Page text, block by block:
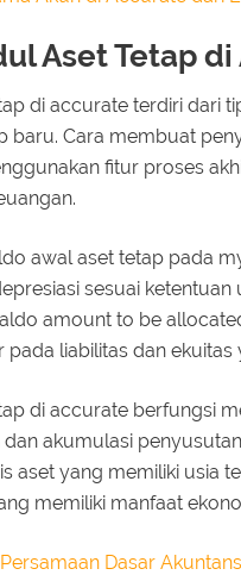
Aset Tetap
di accurate terdiri dari
baru. Cara membuat
fitur proses
awal aset tetap pada
sesuai
amount to be
liabilitas dan ekuitas
di accurate berfungsi
akumulasi
aset yang memiliki usia
memiliki manfaat
Dasar